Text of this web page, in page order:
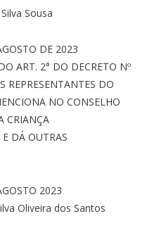
Sousa
DE 2023
ART. 2° DO DECRETO Nº
DO
NO CONSELHO
CRIANÇA
DÁ OUTRAS
2023
Oliveira dos Santos